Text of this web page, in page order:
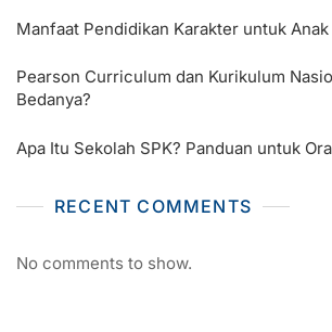
Manfaat Pendidikan Karakter untuk Anak
Pearson Curriculum dan Kurikulum
Bedanya?
Apa Itu Sekolah SPK? Panduan untuk
RECENT COMMENTS
No comments to show.